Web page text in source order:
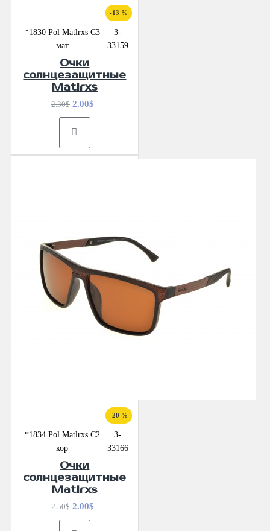
-13 %
*1830 Pol Matlrxs С3
мат
3-
33159
Очки
солнцезащитные
Matlrxs
2.30$ 2.00$
-20 %
*1834 Pol Matlrxs С2
кор
3-
33166
Очки
солнцезащитные
Matlrxs
2.50$ 2.00$